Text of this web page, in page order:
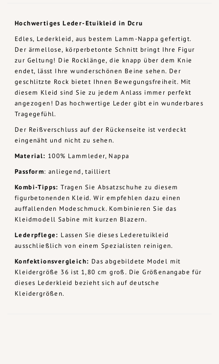
Hochwertiges Leder-Etuikleid in Dcru
Edles, Lederkleid, aus bestem Lamm-Nappa gefertigt.
Der ärmellose, körperbetonte Schnitt bringt Ihre Figur
zur Geltung! Die Rocklänge, die knapp über dem Knie
endet, lässt Ihre wunderschönen Beine sehen. Der
geschlitzte Rock bietet Ihnen Bewegungsfreiheit. Mit
diesem Kleid sind Sie zu jedem Anlass immer perfekt
angezogen! Das hochwertige Leder gibt ein wunderbares
Tragegefühl.
Der Reißverschluss auf der Rückenseite ist verdeckt
eingenäht und nicht zu sehen.
Material: 100% Lammleder, Nappa
Passform: anliegend, tailliert
Kombi-Tipps:Tragen Sie Absatzschuhe zu diesem
figurbetonenden Kleid. Wir empfehlen dazu einen
auffallenden Modeschmuck. Kombinieren Sie das
Kleidmodell Sabine mit kurzen Blazern.
Lederpflege: Lassen Sie dieses Lederetuikleid
ausschließlich von einem Spezialisten reinigen.
Konfektionsvergleich: Das abgebildete Model mit
Kleidergröße 36 ist 1,80 cm groß. Die Größenangabe für
dieses Lederkleid bezieht sich auf deutsche
Kleidergrößen.